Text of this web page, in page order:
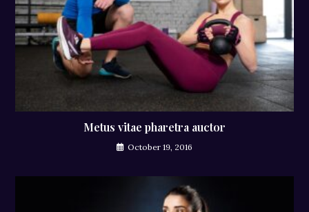
Metus vitae pharetra auctor
October 19, 2016